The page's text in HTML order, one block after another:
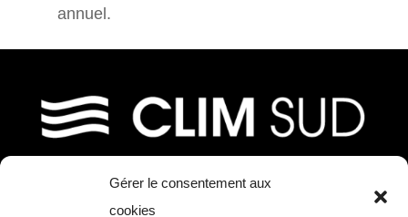
Gérer le consentement aux
cookies
annuel.
39, chemin de Fournolis